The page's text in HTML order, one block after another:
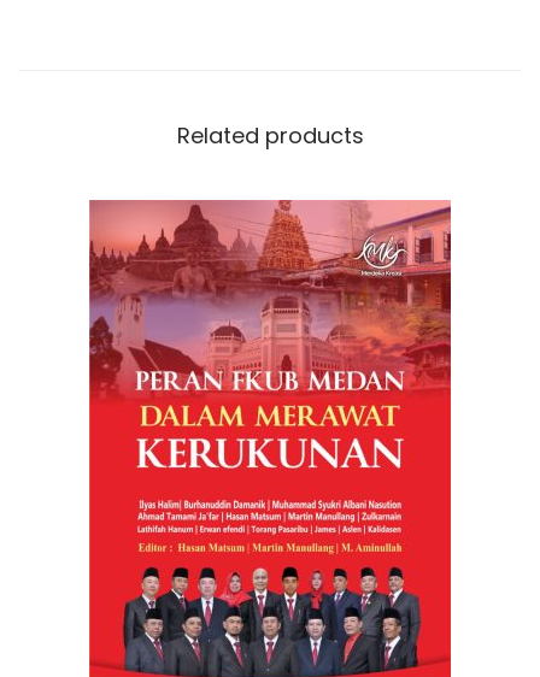
Related products